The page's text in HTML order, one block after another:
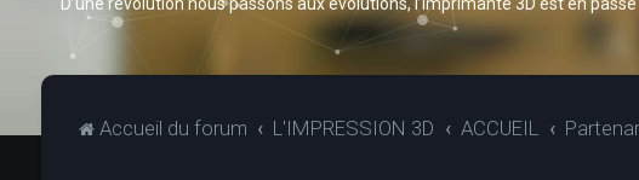
Accueil du forum L'IMPRESSION 3D ACCUEIL